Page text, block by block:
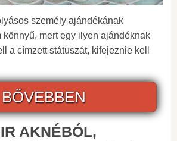
személy ajándékának
könnyű, mert egy ilyen ajándéknak
a címzett státuszát, kifejeznie kell
BŐVEBBEN
AKNÉBÓL,